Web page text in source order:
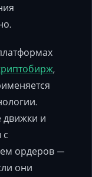
,
движки и
с
ордеров —
они